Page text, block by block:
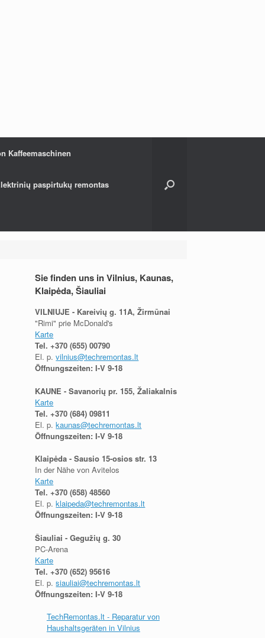
Kaffeemaschinen
paspirtukų remontas
Sie finden uns in Vilnius, Kaunas,
Klaipėda, Šiauliai
VILNIUJE - Kareivių g. 11A, Žirmūnai
"Rimi" prie McDonald's
Karte
Tel.+370 (655) 00790
El. p.vilnius@techremontas.lt
Öffnungszeiten: I-V 9-18
KAUNE - Savanorių pr. 155, Žaliakalnis
Karte
Tel.+370 (684) 09811
El. p.kaunas@techremontas.lt
Öffnungszeiten: I-V 9-18
Klaipėda - Sausio 15-osios str. 13
In der Nähe von Avitelos
Karte
Tel.+370 (658) 48560
El. p.klaipeda@techremontas.lt
Öffnungszeiten: I-V 9-18
Šiauliai - Gegužių g. 30
PC-Arena
Karte
Tel.+370 (652) 95616
El. p.siauliai@techremontas.lt
Öffnungszeiten: I-V 9-18
TechRemontas.lt - Reparatur von
Haushaltsgeräten in Vilnius